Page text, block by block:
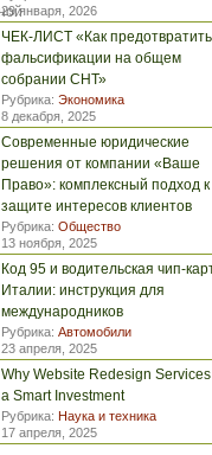
29 января, 2026
ЧЕК-ЛИСТ «Как предотвратить
фальсификации на общем
собрании СНТ»
Рубрика: Экономика
8 декабря, 2025
Современные юридические
решения от компании «Ваше
Право»: комплексный подход к
защите интересов клиентов
Рубрика: Общество
13 ноября, 2025
Код 95 и водительская чип-
Италии: инструкция для
международников
Рубрика: Автомобили
23 апреля, 2025
Why Website Redesign Services
a Smart Investment
Рубрика: Наука и техника
17 апреля, 2025